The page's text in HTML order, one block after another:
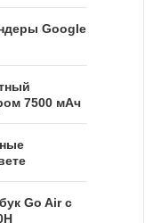
Google
7500 мАч
Go Air c